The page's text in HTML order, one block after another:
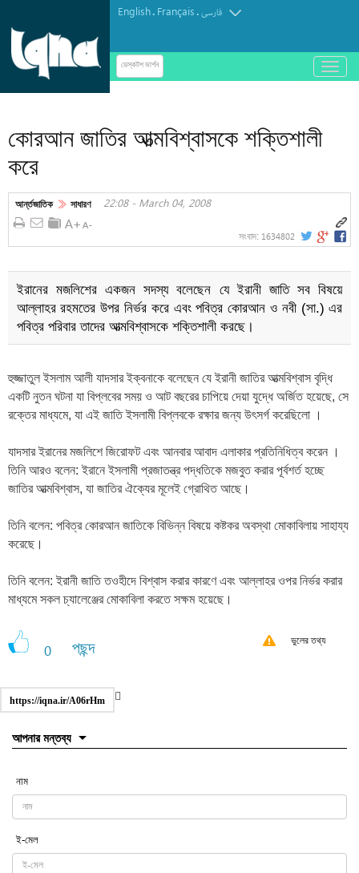
English. Français.فارسی
ডেস্কটপ ভার্শন
باز
و
কোরআন জাতির আত্মবিশ্বাসকে শক্তিশালী
করে
আর্ন্তজাতিক সাধারণ 22:08 - March 04, 2008
সংবাদ: 1634802
ইরানের মজলিশের একজন সদস্য বলেছেন যে ইরানী জাতি সব বিষয়ে
আল্লাহর রহমতের উপর নির্ভর করে এবং পবিত্র কোরআন ও নবী (সা.) এর
পবিত্র পরিবার তাদের আত্মবিশ্বাসকে শক্তিশালী করছে।
হুজ্জাতুল ইসলাম আলী যাদসার ইক্বনাকে বলেছেন যে ইরানী জাতির আত্মবিশ্বাস বৃদ্ধি
একটি নুতন ঘটনা যা বিপ্লবের সময় ও আট বছরের চাপিয়ে দেয়া যুদ্ধে অর্জিত হয়েছে, সে
রক্তের মাধ্যমে, যা এই জাতি ইসলামী বিপ্লবকে রক্ষার জন্য উৎসর্গ করেছিলো ।
যাদসার ইরানের মজলিশে জিরোফট এবং আনবার আবাদ এলাকার প্রতিনিধিত্ব করেন ।
তিনি আরও বলেন: ইরানে ইসলামী প্রজাতন্ত্র পদ্ধতিকে মজবুত করার পূর্বশর্ত হচ্ছে
জাতির আত্মবিশ্বাস, যা জাতির ঐক্যের মূলেই গ্রোথিত আছে।
তিনি বলেন: পবিত্র কোরআন জাতিকে বিভিন্ন বিষয়ে কষ্টকর অবস্থা মোকাবিলায় সাহায্য
করেছে।
তিনি বলেন: ইরানী জাতি তওহীদে বিশ্বাস করার কারণে এবং আল্লাহর ওপর নির্ভর করার
মাধ্যমে সকল চ্যালেঞ্জের মোকাবিলা করতে সক্ষম হয়েছে।
0 পছন্দ ভুলের তথ্য
https://iqna.ir/A06rHm
আপনার মন্তব্য
নাম
ই-মেল